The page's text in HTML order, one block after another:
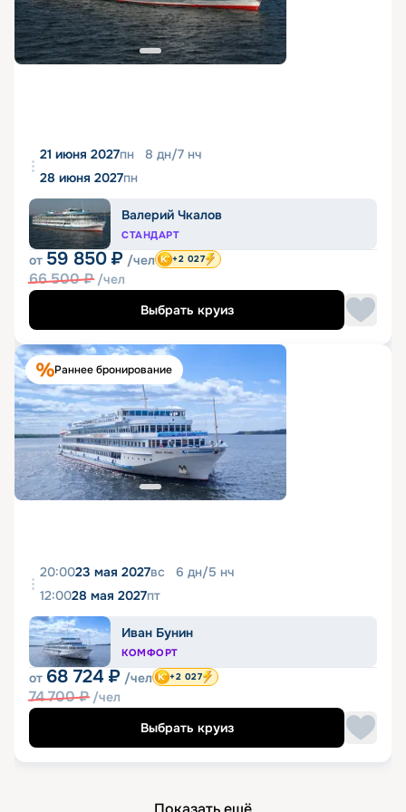
21 июня 2027пн 8 дн/7 нч
28 июня 2027пн
Валерий Чкалов
СТАНДАРТ
от 59 850 ₽ /чел
66 500₽ /чел
+2 027
Выбрать круиз
Раннее бронирование
20:0023 мая 2027вс 6 дн/5 нч
12:0028 мая 2027пт
Иван Бунин
КОМФОРТ
от 68 724 ₽ /чел
74 700₽ /чел
+2 027
Выбрать круиз